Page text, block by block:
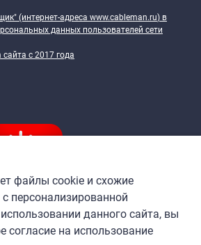
(интернет-адреса www.cableman.ru) в
данных пользователей сети
c 2017 года
файлы cookie и схожие
персонализированной
данного сайта, вы
согласие на использование